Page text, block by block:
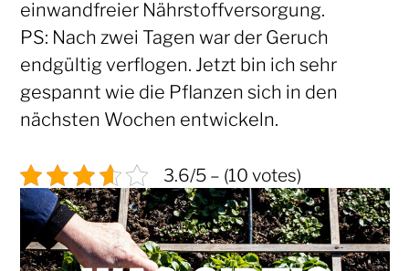
einwandfreier Nährstoffversorgung.
PS: Nach zwei Tagen war der Geruch
endgültig verflogen. Jetzt bin ich sehr
gespannt wie die Pflanzen sich in den
nächsten Wochen entwickeln.
3.6/5 – (10 votes)